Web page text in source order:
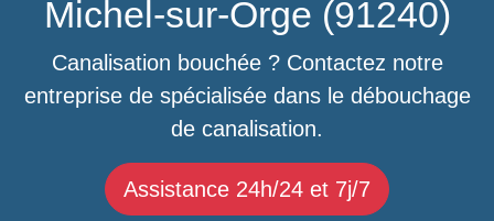
Michel-sur-Orge (91240)
Canalisation bouchée ? Contactez notre
entreprise de spécialisée dans le débouchage
de canalisation.
Assistance 24h/24 et 7j/7